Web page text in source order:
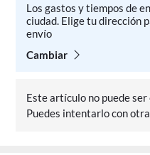
Los gastos y tiempos de
ciudad. Elige tu dirección
envío
Cambiar
Este artículo no puede
Puedes intentarlo con